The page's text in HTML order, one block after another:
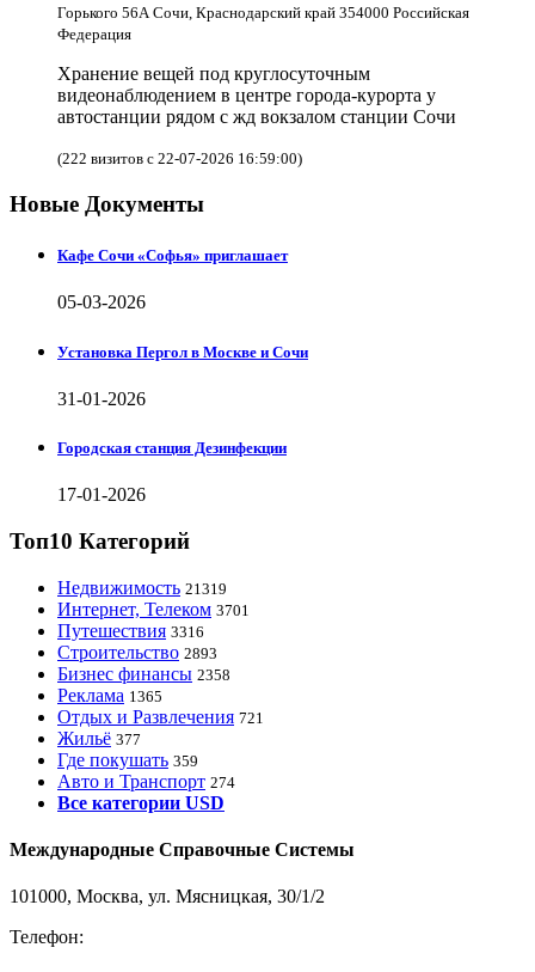
Горького 56А Сочи, Краснодарский край 354000 Российская
Федерация
Хранение вещей под круглосуточным
видеонаблюдением в центре города-курорта у
автостанции рядом с жд вокзалом станции Сочи
(222 визитов с 22-07-2026 16:59:00)
Новые Документы
Кафе Сочи «Софья» приглашает
05-03-2026
Установка Пергол в Москве и Сочи
31-01-2026
Городская станция Дезинфекции
17-01-2026
Топ10 Категорий
Недвижимость 21319
Интернет, Телеком 3701
Путешествия 3316
Строительство 2893
Бизнес финансы 2358
Реклама 1365
Отдых и Развлечения 721
Жильё 377
Где покушать 359
Авто и Транспорт 274
Все категории USD
Международные Справочные Системы
101000, Москва, ул. Мясницкая, 30/1/2
Телефон: